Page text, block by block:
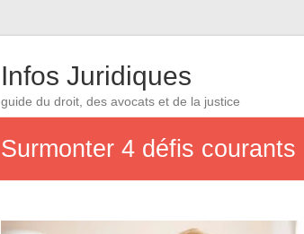
Infos Juridiques
guide du droit, des avocats et de la justice
Surmonter 4 défis